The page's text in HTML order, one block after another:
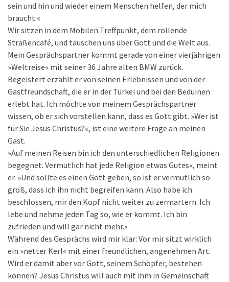
sein und hin und wieder einem Menschen helfen, der mich
braucht.«
Wir sitzen in dem Mobilen Treffpunkt, dem rollende
Straßencafé, und tauschen uns über Gott und die Welt aus.
Mein Gesprächspartner kommt gerade von einer vierjährigen
»Weltreise« mit seiner 36 Jahre alten BMW zurück.
Begeistert erzählt er von seinen Erlebnissen und von der
Gastfreundschaft, die er in der Türkei und bei den Beduinen
erlebt hat. Ich möchte von meinem Gesprächspartner
wissen, ob er sich vorstellen kann, dass es Gott gibt. »Wer ist
für Sie Jesus Christus?«, ist eine weitere Frage an meinen
Gast.
»Auf meinen Reisen bin ich den unterschiedlichen Religionen
begegnet. Vermutlich hat jede Religion etwas Gutes«, meint
er. »Und sollte es einen Gott geben, so ist er vermutlich so
groß, dass ich ihn nicht begreifen kann. Also habe ich
beschlossen, mir den Kopf nicht weiter zu zermartern. Ich
lebe und nehme jeden Tag so, wie er kommt. Ich bin
zufrieden und will gar nicht mehr.«
Während des Gesprächs wird mir klar: Vor mir sitzt wirklich
ein »netter Kerl« mit einer freundlichen, angenehmen Art.
Wird er damit aber vor Gott, seinem Schöpfer, bestehen
können? Jesus Christus will auch mit ihm in Gemeinschaft